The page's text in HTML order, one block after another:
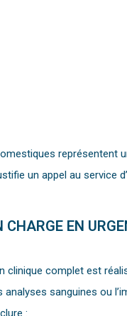
représentent
un appel au service
CHARGE EN
clinique complet est
sanguines ou
: